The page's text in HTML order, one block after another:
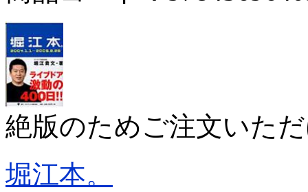
絶版のためご注文いた
堀江本。